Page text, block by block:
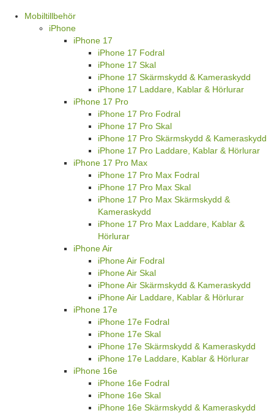
Mobiltillbehör
iPhone
iPhone 17
iPhone 17 Fodral
iPhone 17 Skal
iPhone 17 Skärmskydd & Kameraskydd
iPhone 17 Laddare, Kablar & Hörlurar
iPhone 17 Pro
iPhone 17 Pro Fodral
iPhone 17 Pro Skal
iPhone 17 Pro Skärmskydd & Kameraskydd
iPhone 17 Pro Laddare, Kablar & Hörlurar
iPhone 17 Pro Max
iPhone 17 Pro Max Fodral
iPhone 17 Pro Max Skal
iPhone 17 Pro Max Skärmskydd &
Kameraskydd
iPhone 17 Pro Max Laddare, Kablar &
Hörlurar
iPhone Air
iPhone Air Fodral
iPhone Air Skal
iPhone Air Skärmskydd & Kameraskydd
iPhone Air Laddare, Kablar & Hörlurar
iPhone 17e
iPhone 17e Fodral
iPhone 17e Skal
iPhone 17e Skärmskydd & Kameraskydd
iPhone 17e Laddare, Kablar & Hörlurar
iPhone 16e
iPhone 16e Fodral
iPhone 16e Skal
iPhone 16e Skärmskydd & Kameraskydd